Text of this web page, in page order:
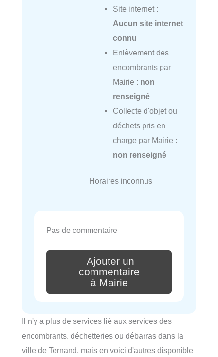
Site internet :
Aucun site internet
connu
Enlèvement des
encombrants par
Mairie : non
renseigné
Collecte d'objet ou
déchets pris en
charge par Mairie :
non renseigné
Horaires inconnus
Pas de commentaire
Ajouter un
commentaire
à Mairie
Il n'y a plus de services lié aux services des
encombrants, déchetteries ou débarras dans la
ville de Ternand, mais en voici d'autres disponible